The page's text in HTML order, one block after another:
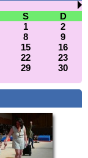
S
D
1
2
8
9
15
16
22
23
29
30